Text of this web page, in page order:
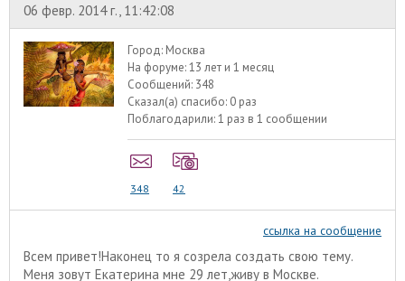
06 февр. 2014 г., 11:42:08
Город: Москва
На форуме:13 лет и 1 месяц
Сообщений: 348
Сказал(а) спасибо: 0 раз
Поблагодарили:1 раз в 1 сообщении
348 42
ссылка на сообщение
Всем привет!Наконец то я созрела создать свою тему.
Меня зовут Екатерина мне 29 лет,живу в Москве.